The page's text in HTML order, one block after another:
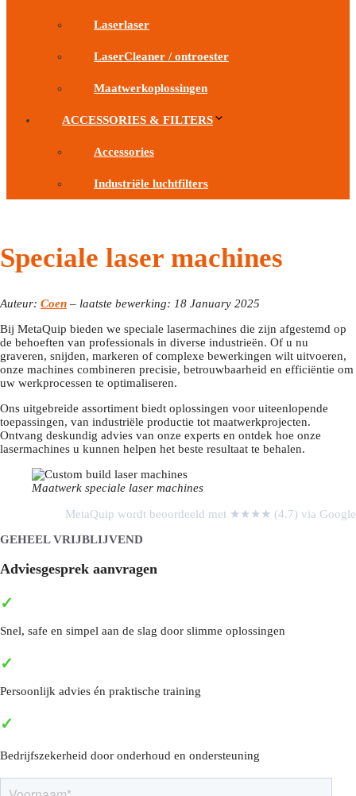
Laserlaser
LaserCleaner / ontroester
Maatwerkoplossingen
ACCESSORIES & FILTERS
Accessories
Industriële luchtfilters
Speciale laser machines
Auteur: Coen – laatste bewerking: 18 January 2025
Bij MetaQuip bieden we speciale lasermachines die zijn afgestemd op
de behoeften van professionals in diverse industrieën. Of u nu
graveren, snijden, markeren of complexe bewerkingen wilt uitvoeren,
onze machines combineren precisie, betrouwbaarheid en efficiëntie om
uw werkprocessen te optimaliseren.
Ons uitgebreide assortiment biedt oplossingen voor uiteenlopende
toepassingen, van industriële productie tot maatwerkprojecten.
Ontvang deskundig advies van onze experts en ontdek hoe onze
lasermachines u kunnen helpen het beste resultaat te behalen.
Maatwerk speciale laser machines
MetaQuip wordt beoordeeld met ★★★★ (4.7) via Google
GEHEEL VRIJBLIJVEND
Adviesgesprek aanvragen
✓
Snel, safe en simpel aan de slag door slimme oplossingen
✓
Persoonlijk advies én praktische training
✓
Bedrijfszekerheid door onderhoud en ondersteuning